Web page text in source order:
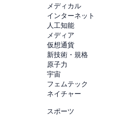
メディカル
インターネット
人工知能
メディア
仮想通貨
新技術・規格
原子力
宇宙
フェムテック
ネイチャー
スポーツ